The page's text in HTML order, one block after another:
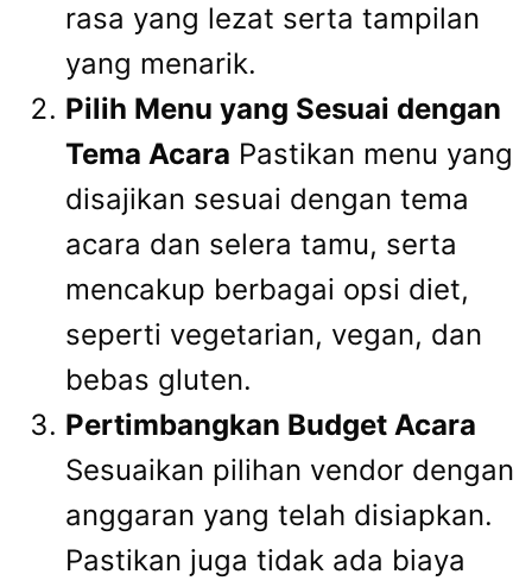
rasa yang lezat serta tampilan
yang menarik.
Pilih Menu yang Sesuai dengan
Tema Acara Pastikan menu yang
disajikan sesuai dengan tema
acara dan selera tamu, serta
mencakup berbagai opsi diet,
seperti vegetarian, vegan, dan
bebas gluten.
Pertimbangkan Budget Acara
Sesuaikan pilihan vendor dengan
anggaran yang telah disiapkan.
Pastikan juga tidak ada biaya